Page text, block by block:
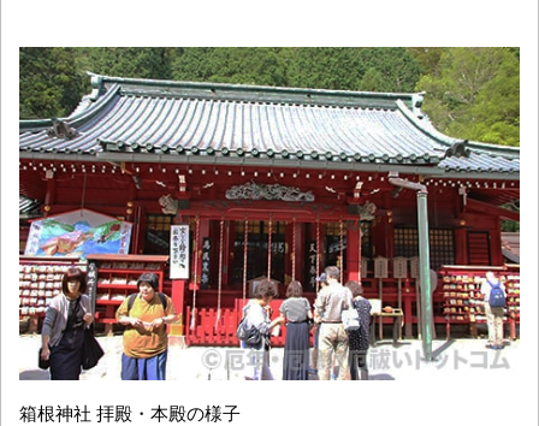
箱根神社 拝殿・本殿の様子